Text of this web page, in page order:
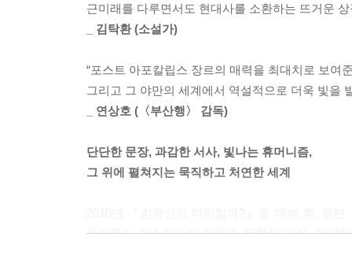
아들 입에 자신의 엄지를 물게 하고 연신 등을 쓸
다.
세상이 이토록 지저분한 것은 각자 지켜야 할 것
있다는 뜻이리라.
인간에게는 그저 각자 소중한 무엇만 존재할 뿐.
로 대답했다. 아무리 원망해도 합리를 보여주지 않
근미래를 다루면서도 현대사를 소환하는 뜨거운
_ 김탁환 (소설가)
“포스트 아포칼립스 장르의 매력을 최대치로 보여
그리고 그 야만의 세계에서 역설적으로 더욱 빛을
_ 연상호 (〈부산행〉 감독)
단단한 문장, 과감한 서사, 빛나는 휴머니즘,
그 위에 펼쳐지는 묵직하고 처연한 세계
전작들이 미스터리적 색채와 문학적 깊이, 정밀